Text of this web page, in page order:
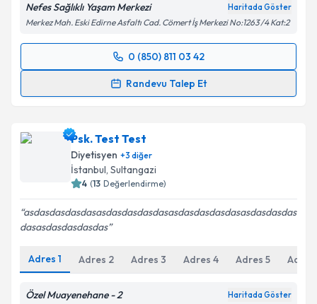
kapsamda işlenmesini kabul ediyorum.
Takvim Talebini Gönder
Nefes Sağlıklı Yaşam Merkezi Haritada Göster
Merkez Mah. Eski Edirne Asfaltı Cad. Cömert İş Merkezi No:1263 /4 Kat:2
0 (850) 811 03 42
Randevu Talep Et
Randevu Takvimi Talebi
hazırlandığında e-posta ile bilgilendireceğiz.
E-posta Adresiniz
kapsamda işlenmesini kabul ediyorum.
Psk. Test Test
Diyetisyen +3 diğer
İstanbul, Sultangazi
4 (13 Değerlendirme)
asdasdasdasdasasdasdasdasdasasdasdasdasdasasdasdasdas
dasasdasdasdasdas
Adres 1 Adres 2 Adres 3 Adres 4 Adres 5 Adres
Özel Muayenehane - 2 Haritada Göster